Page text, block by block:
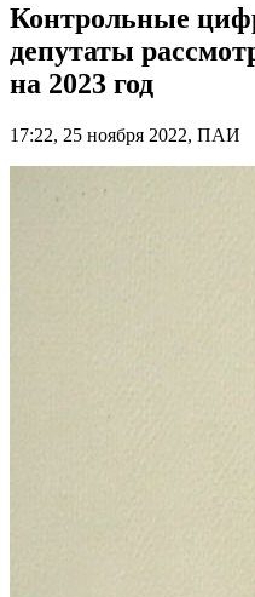
Контрольные
депутаты
на 2023 год
17:22, 25 ноября 2022, ПАИ